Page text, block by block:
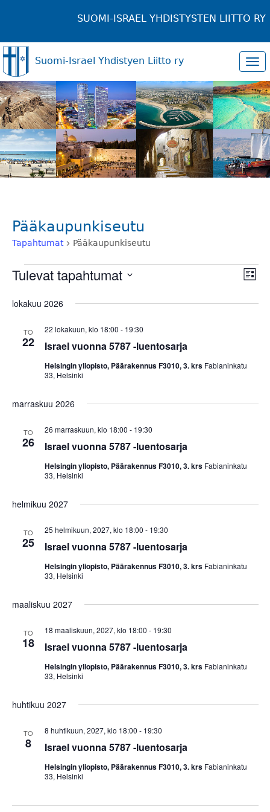
SUOMI-ISRAEL YHDISTYSTEN LIITTO RY
Suomi-Israel Yhdistyen Liitto ry
Pääkaupunkiseutu
Tapahtumat Pääkaupunkiseutu
Lista
Tulevat tapahtumat
päivä.
lokakuu 2026
TO
22 Israel vuonna 5787 -luentosarja
22 lokakuun, klo 18:00 - 19:30
Helsingin yliopisto, Päärakennus F3010, 3. krs Fabianinkatu
33, Helsinki
marraskuu 2026
TO
26 Israel vuonna 5787 -luentosarja
26 marraskuun, klo 18:00 - 19:30
Helsingin yliopisto, Päärakennus F3010, 3. krs Fabianinkatu
33, Helsinki
helmikuu 2027
TO
25 Israel vuonna 5787 -luentosarja
25 helmikuun, 2027, klo 18:00 - 19:30
Helsingin yliopisto, Päärakennus F3010, 3. krs Fabianinkatu
33, Helsinki
maaliskuu 2027
TO
18 Israel vuonna 5787 -luentosarja
18 maaliskuun, 2027, klo 18:00 - 19:30
Helsingin yliopisto, Päärakennus F3010, 3. krs Fabianinkatu
33, Helsinki
huhtikuu 2027
TO
8 Israel vuonna 5787 -luentosarja
8 huhtikuun, 2027, klo 18:00 - 19:30
Helsingin yliopisto, Päärakennus F3010, 3. krs Fabianinkatu
33, Helsinki